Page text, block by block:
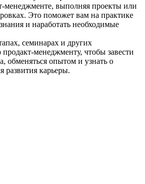
менеджменте, выполняя проекты или
Это поможет вам на практике
и наработать необходимые
семинарах и других
менеджменту, чтобы завести
обменяться опытом и узнать о
развития карьеры.